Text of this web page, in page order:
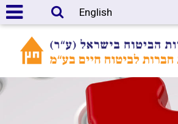
English